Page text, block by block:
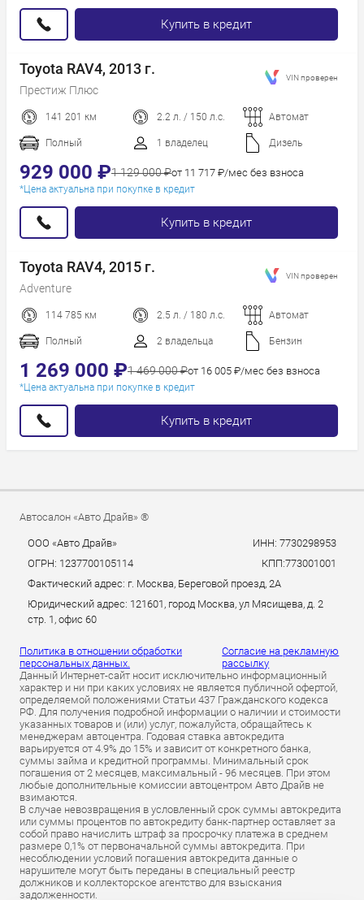
Купить в кредит
Toyota RAV4, 2013 г.
Престиж Плюс
141 201 км 2.2 л. / 150 л.с. Автомат
Полный 1 владелец Дизель
929 000 ₽1 129 000 ₽от 11 717 ₽/мес без взноса
*Цена актуальна при покупке в кредит
Купить в кредит
VIN проверен
Toyota RAV4, 2015 г.
Adventure
114 785 км 2.5 л. / 180 л.с. Автомат
Полный 2 владельца Бензин
1 269 000 ₽1 469 000 ₽от 16 005 ₽/мес без взноса
*Цена актуальна при покупке в кредит
Купить в кредит
VIN проверен
Автосалон «Авто Драйв» ®
ООО «Авто Драйв»
ИНН: 7730298953
ОГРН: 1237700105114
КПП:773001001
Фактический адрес: г. Москва, Береговой проезд, 2А
Юридический адрес: 121601, город Москва, ул Мясищева, д. 2
стр. 1, офис 60
Политика в отношении обработки
персональных данных.
Согласие на рекламную
рассылку
Данный Интернет-сайт носит исключительно информационный
характер и ни при каких условиях не является публичной офертой,
определяемой положениями Статьи 437 Гражданского кодекса
РФ. Для получения подробной информации о наличии и стоимости
указанных товаров и (или) услуг, пожалуйста, обращайтесь к
менеджерам автоцентра. Годовая ставка автокредита
варьируется от 4.9% до 15% и зависит от конкретного банка,
суммы займа и кредитной программы. Минимальный срок
погашения от 2 месяцев, максимальный - 96 месяцев. При этом
любые дополнительные комиссии автоцентром Авто Драйв не
взимаются.
В случае невозвращения в условленный срок суммы автокредита
или суммы процентов по автокредиту банк-партнер оставляет за
собой право начислить штраф за просрочку платежа в среднем
размере 0,1% от первоначальной суммы автокредита. При
несоблюдении условий погашения автокредита данные о
нарушителе могут быть переданы в специальный реестр
должников и коллекторское агентство для взыскания
задолженности.